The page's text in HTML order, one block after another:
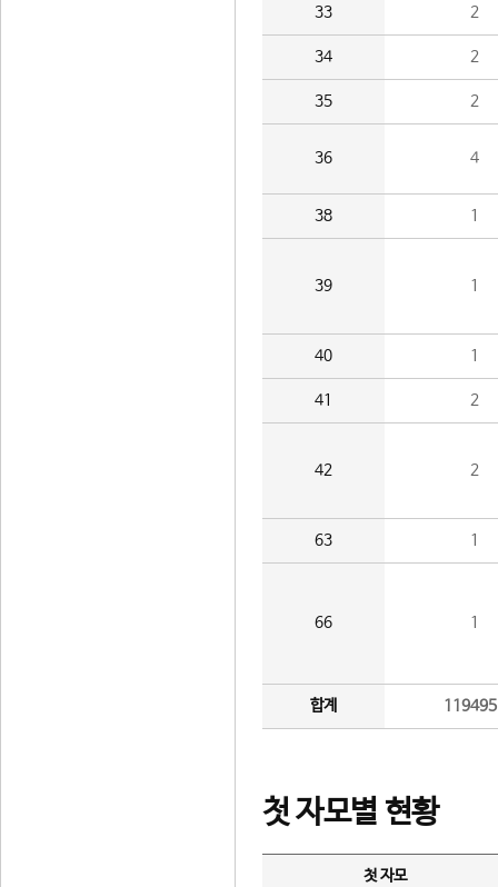
33 2
34 2
35 2
36 4
38 1
39 1
40 1
41 2
42 2
63 1
66 1
합계
첫 자모별 현황
첫 자모